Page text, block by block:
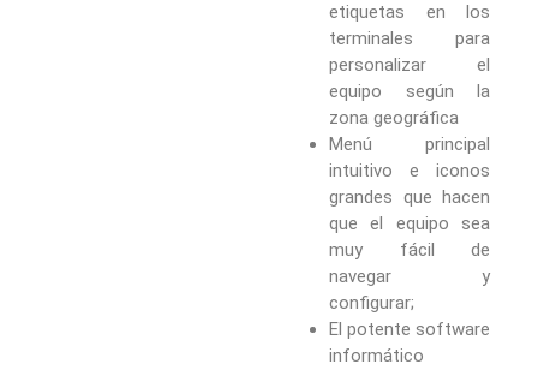
etiquetas en los
terminales para
personalizar el
equipo según la
zona geográfica
Menú principal
intuitivo e iconos
grandes que hacen
que el equipo sea
muy fácil de
navegar y
configurar;
El potente software
informático